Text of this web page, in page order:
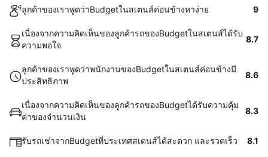
ลูกค้าของเราพูดว่าBudgetในสเตนส์ค่อนข้างหาง่าย 9
เนื่องจากความคิดเห็นของลูกค้ารถของBudgetในสเตนส์ได้รับ
ความพอใจ
8.7
ลูกค้าของเราพูดว่าพนักงานของBudgetในสเตนส์ค่อนข้างมี
ประสิทธิภาพ
8.6
เนื่องจากความคิดเห็นของลูกค้ารถของBudgetได้รับความคุ้ม
ค่าของจำนวนเงิน
8.3
รับรถเช่าจากBudgetที่ประเทศสเตนส์ได้สะดวก และรวดเร็ว 8.1